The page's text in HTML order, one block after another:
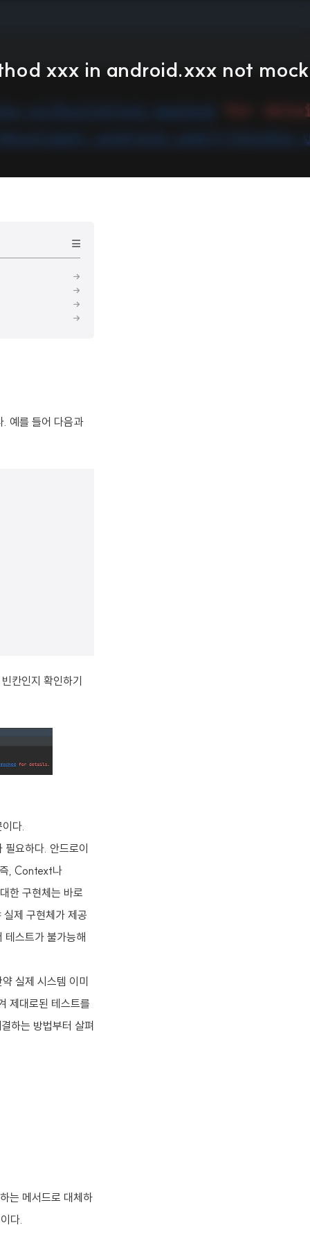
xxx in android.xxx not mock
. 예를 들어 다음과
칸인지 확인하기
다.
요하다. 안드로이
, Context나
한 구현체는 바로
제 구현체가 제공
테스트가 불가능해
실제 시스템 이미
제대로된 테스트를
하는 방법부터 살펴
는 메서드로 대체하
다.